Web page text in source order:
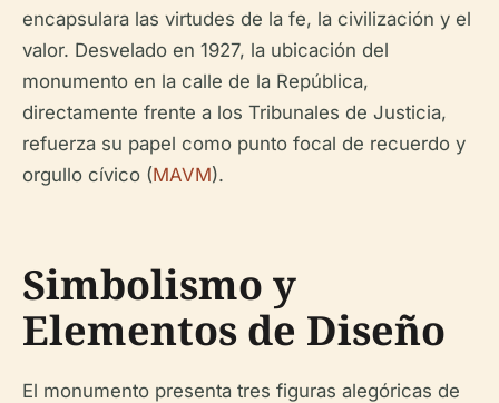
encapsulara las virtudes de la fe, la civilización y el
valor. Desvelado en 1927, la ubicación del
monumento en la calle de la República,
directamente frente a los Tribunales de Justicia,
refuerza su papel como punto focal de recuerdo y
orgullo cívico (MAVM).
Simbolismo y
Elementos de Diseño
El monumento presenta tres figuras alegóricas de